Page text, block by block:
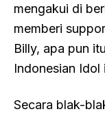
mengakui di
memberi
Billy, apa pun
Indonesian Idol
Secara blak-